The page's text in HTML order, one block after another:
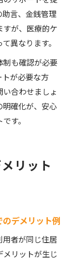
言、金銭管理
が、医療的ケ
異なります。
制も確認が必要
が必要な方
合わせましょ
明確化が、安心
す。
リット
デメリット例
者が同じ住居
リットが生じ